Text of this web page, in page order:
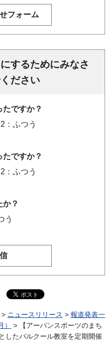
するためにみなさ
ださい
たですか？
2：ふつう
たですか？
2：ふつう
か？
う
> ニュースリリース > 報道発表一
> 【アーバンスポーツのまち
したパルクール教室を定期開催